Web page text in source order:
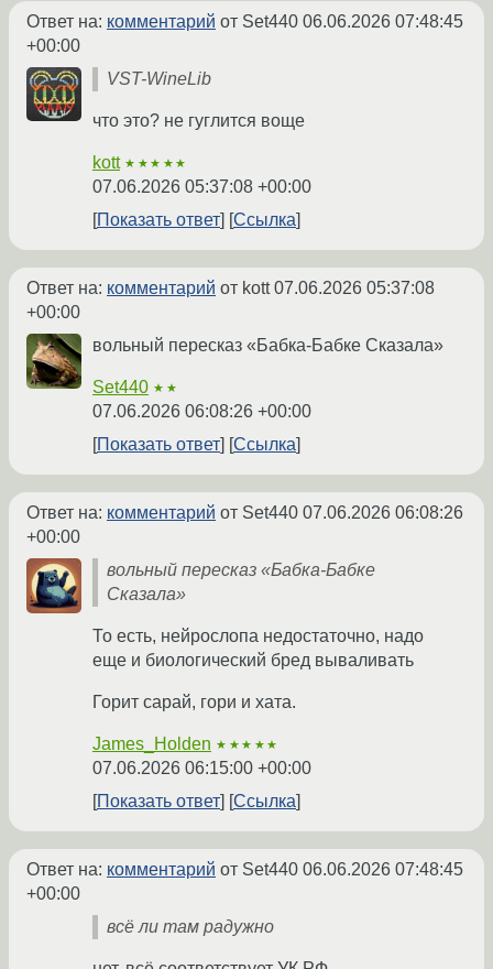
Ответ на: комментарий от Set440 06.06.2026 07:48:45
+00:00
VST-WineLib
что это? не гуглится воще
kott ★★★★★
07.06.2026 05:37:08 +00:00
Показать ответ
Ссылка
Ответ на: комментарий от kott07.06.2026 05:37:08
+00:00
вольный пересказ «Бабка-Бабке Сказала»
Set440 ★★
07.06.2026 06:08:26 +00:00
Показать ответ
Ссылка
Ответ на: комментарий от Set440 07.06.2026 06:08:26
+00:00
вольный пересказ «Бабка-Бабке
Сказала»
То есть, нейрослопа недостаточно, надо
еще и биологический бред вываливать
Горит сарай, гори и хата.
James_Holden ★★★★★
07.06.2026 06:15:00 +00:00
Показать ответ
Ссылка
Ответ на: комментарий от Set440 06.06.2026 07:48:45
+00:00
всё ли там радужно